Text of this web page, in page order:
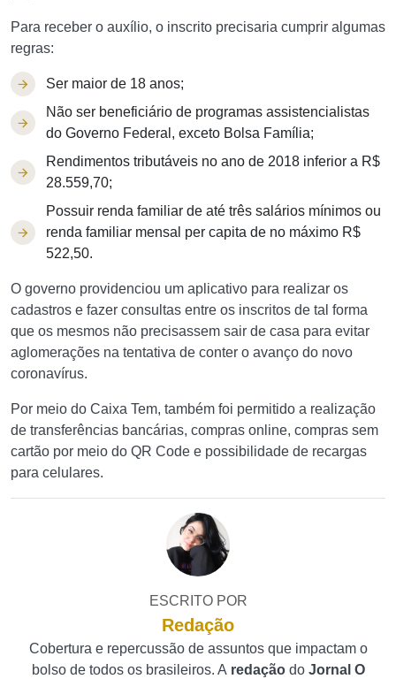
Para receber o auxílio, o inscrito precisaria cumprir algumas
regras:
Ser maior de 18 anos;
Não ser beneficiário de programas assistencialistas
do Governo Federal, exceto Bolsa Família;
Rendimentos tributáveis no ano de 2018 inferior a R$
28.559,70;
Possuir renda familiar de até três salários mínimos ou
renda familiar mensal per capita de no máximo R$
522,50.
O governo providenciou um aplicativo para realizar os
cadastros e fazer consultas entre os inscritos de tal forma
que os mesmos não precisassem sair de casa para evitar
aglomerações na tentativa de conter o avanço do novo
coronavírus.
Por meio do Caixa Tem, também foi permitido a realização
de transferências bancárias, compras online, compras sem
cartão por meio do QR Code e possibilidade de recargas
para celulares.
ESCRITO POR
Redação
Cobertura e repercussão de assuntos que impactam o
bolso de todos os brasileiros. A redação do Jornal O